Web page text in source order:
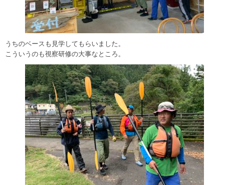
うちのベースも見学してもらいました。
こういうのも視察研修の大事なところ。